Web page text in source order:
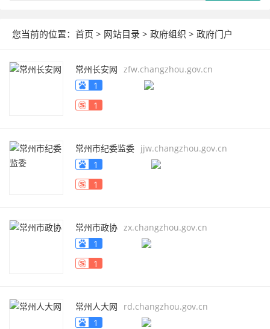
您当前的位置： 首页 > 网站目录 > 政府组织 > 政府门户
常州长安网 zfw.changzhou.gov.cn
1
1
常州市纪委监委 jjw.changzhou.gov.cn
1
1
常州市政协 zx.changzhou.gov.cn
1
1
常州人大网
rd.changzhou.gov.cn
1